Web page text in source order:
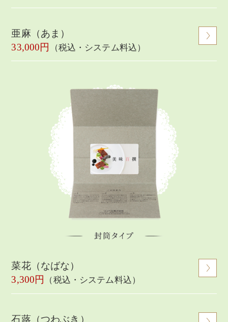
亜麻（あま）
33,000円
（税込・システム料込）
菜花（なばな）
3,300円
（税込・システム料込）
石蕗（つわぶき）